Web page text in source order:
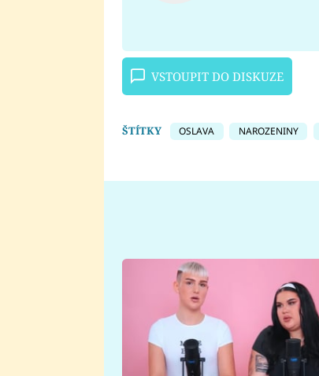
VSTOUPIT DO DISKUZE
ŠTÍTKY OSLAVA NAROZENINY